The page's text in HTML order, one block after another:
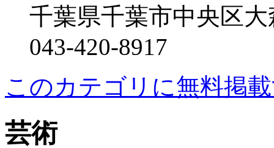
千葉県千葉市中央区大
043-420-8917
このカテゴリに無料掲
芸術